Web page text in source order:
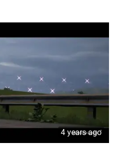
4 years ago